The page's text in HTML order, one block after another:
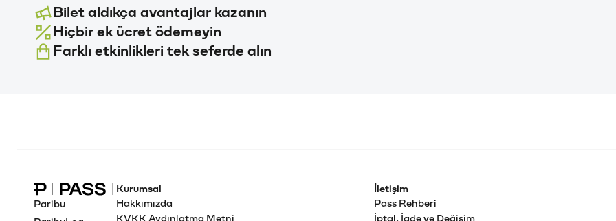
Bilet aldıkça avantajlar kazanın
Hiçbir ek ücret ödemeyin
Farklı etkinlikleri tek seferde alın
Paribu Pass Ana Sayfa
Paribu
Kurumsal
Hakkımızda
KVKK Aydınlatma Metni
İletişim
Pass Rehberi
İptal, İade ve Değişim